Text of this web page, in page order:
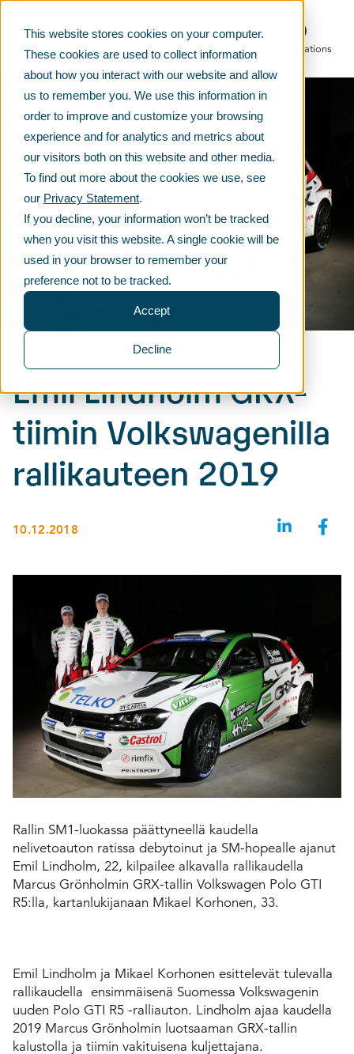
This website stores cookies on your computer.
These cookies are used to collect information
about how you interact with our website and allow
us to remember you. We use this information in
order to improve and customize your browsing
experience and for analytics and metrics about
our visitors both on this website and other media.
To find out more about the cookies we use, see
our Privacy Statement.
If you decline, your information won’t be tracked
when you visit this website. A single cookie will be
used in your browser to remember your
preference not to be tracked.
Accept
Decline
Main menu Telko locations
Emil Lindholm GRX-
tiimin Volkswagenilla
rallikauteen 2019
10.12.2018
Rallin SM1-luokassa päättyneellä kaudella
nelivetoauton ratissa debytoinut ja SM-hopealle ajanut
Emil Lindholm, 22, kilpailee alkavalla rallikaudella
Marcus Grönholmin GRX-tallin Volkswagen Polo GTI
R5:lla, kartanlukijanaan Mikael Korhonen, 33.
Emil Lindholm ja Mikael Korhonen esittelevät tulevalla
rallikaudella ensimmäisenä Suomessa Volkswagenin
uuden Polo GTI R5 -ralliauton. Lindholm ajaa kaudella
2019 Marcus Grönholmin luotsaaman GRX-tallin
kalustolla ja tiimin vakituisena kuljettajana.